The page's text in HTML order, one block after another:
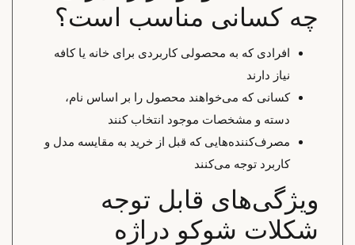
چه کسانی مناسب است؟
افرادی که به محصولی کاربردی برای خانه یا کافه
نیاز دارند
کسانی که می‌خواهند محصول را بر اساس نام،
دسته و مشخصات موجود انتخاب کنند
مصرف‌کننده‌هایی که قبل از خرید به مقایسه مدل و
کاربرد توجه می‌کنند
ویژگی‌های قابل توجه
شکلات شوکو دراژه